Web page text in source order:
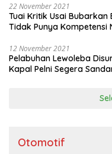
22 November 2021
Tuai Kritik Usai Bubarkan
Tidak Punya Kompetensi
12 November 2021
Pelabuhan Lewoleba
Kapal Pelni Segera
Otomotif